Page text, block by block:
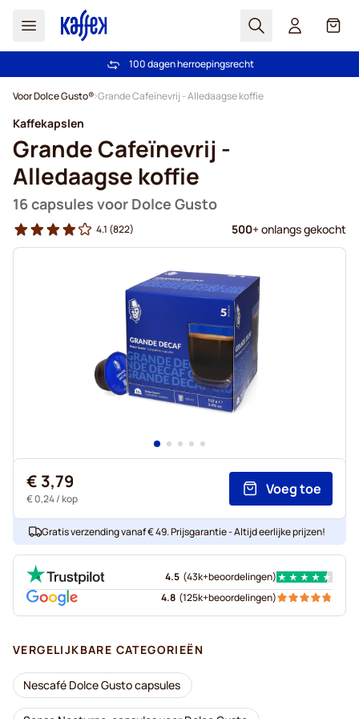
Zoek Cart
Gratis vanaf € 49
100 dagen herroepingsrecht
Voor Dolce Gusto® Grande Cafeïnevrij - Alledaagse koffie
Kaffekapslen
Grande Cafeïnevrij -
Alledaagse koffie
16 capsules voor Dolce Gusto
4.1 (822) 500+ onlangs gekocht
€ 3,79
€ 0,24/ kop
Voeg toe
Gratis verzending vanaf € 49. Prijsgarantie - Altijd eerlijke prijzen!
4.5 (43k+beoordelingen)
4.8 (125k+beoordelingen)
VERGELIJKBARE CATEGORIEËN
Nescafé Dolce Gusto capsules